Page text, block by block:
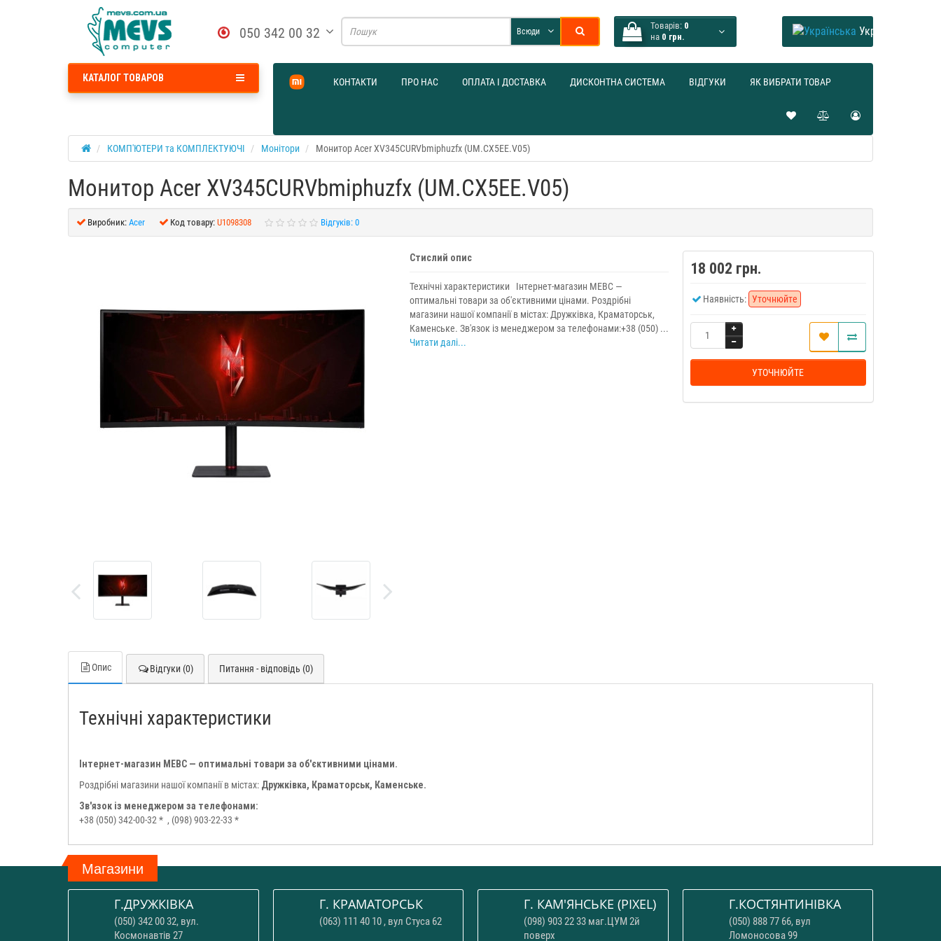
050 342 00 32 Товарів: 0
на 0 грн.
Всюди Українська
КОНТАКТИ ПРО НАС ОПЛАТА І ДОСТАВКА ДИСКОНТНА СИСТЕМА ВІДГУКИ ЯК ВИБРАТИ ТОВАР
КАТАЛОГ ТОВАРОВ
КОМП'ЮТЕРИ та КОМПЛЕКТУЮЧІ Монітори Монитор Acer XV345CURVbmiphuzfx (UM.CX5EE.V05)
Монитор Acer XV345CURVbmiphuzfx (UM.CX5EE.V05)
Виробник: Acer Код товару: U1098308 Відгуків: 0
Стислий опис
Технічні характеристики Інтернет-магазин МЕВС —
оптимальні товари за об'єктивними цінами. Роздрібні
магазини нашої компанії в містах: Дружківка, Краматорськ,
Каменське. Зв'язок із менеджером за телефонами:+38 (050) ...
Читати далі...
18 002 грн.
Наявність: Уточнюйте
УТОЧНЮЙТЕ
Опис Відгуки (0) Питання - відповідь (0)
Технічні характеристики
Інтернет-магазин МЕВС — оптимальні товари за об'єктивними цінами.
Роздрібні магазини нашої компанії в містах: Дружківка, Краматорськ, Каменське.
Зв'язок із менеджером за телефонами:
+38 (050) 342-00-32 * , (098) 903-22-33 *
Магазини
Г.ДРУЖКІВКА
(050) 342 00 32, вул.
Космонавтів 27
Г. КРАМАТОРСЬК
(063) 111 40 10 , вул Стуса 62
Г. КАМ'ЯНСЬКЕ (PIXEL)
(098) 903 22 33 маг.ЦУМ 2й
поверх
Г.КОСТЯНТИНІВКА
(050) 888 77 66, вул
Ломоносова 99